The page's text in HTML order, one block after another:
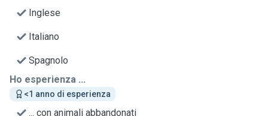
Inglese
Italiano
Spagnolo
Ho esperienza ...
<1 anno di esperienza
... con animali abbandonati